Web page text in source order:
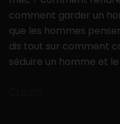
comment garder un
que les hommes
dis tout sur comment
séduire un homme et